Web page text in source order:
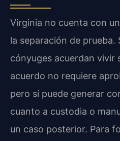
Virginia no cuenta con
la separación de prueba.
cónyuges acuerdan vivir
acuerdo no requiere
pero sí puede generar
cuanto a custodia o
un caso posterior. Para